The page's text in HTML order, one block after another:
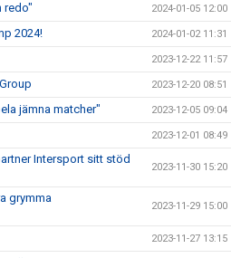
redo" 2024-01-05 12:00
2024! 2024-01-02 11:31
2023-12-22 11:57
2023-12-20 08:51
jämna matcher" 2023-12-05 09:04
2023-12-01 08:49
Intersport sitt stöd
2023-11-30 15:20
grymma
2023-11-29 15:00
2023-11-27 13:15